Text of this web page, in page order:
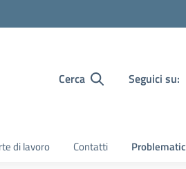
Cerca Seguici su:
di lavoro Contatti